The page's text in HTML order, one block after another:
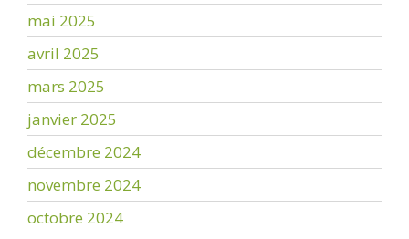
mai 2025
avril 2025
mars 2025
janvier 2025
décembre 2024
novembre 2024
octobre 2024